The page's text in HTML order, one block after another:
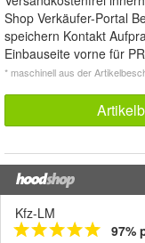
Shop Verkäufer-Portal
speichern Kontakt
Einbauseite vorne für
* maschinell aus der
Kfz-LM
97%